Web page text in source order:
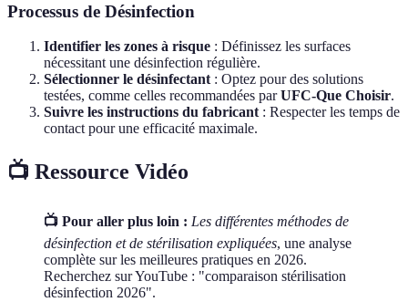
Processus de Désinfection
Identifier les zones à risque : Définissez les surfaces
nécessitant une désinfection régulière.
Sélectionner le désinfectant: Optez pour des solutions
testées, comme celles recommandées parUFC-Que Choisir.
Suivre les instructions du fabricant: Respecter les temps de
contact pour une efficacité maximale.
📺 Ressource Vidéo
📺 Pour aller plus loin : Les différentes méthodes de
désinfection et de stérilisation expliquées, une analyse
complète sur les meilleures pratiques en 2026.
Recherchez sur YouTube : "comparaison stérilisation
désinfection 2026".